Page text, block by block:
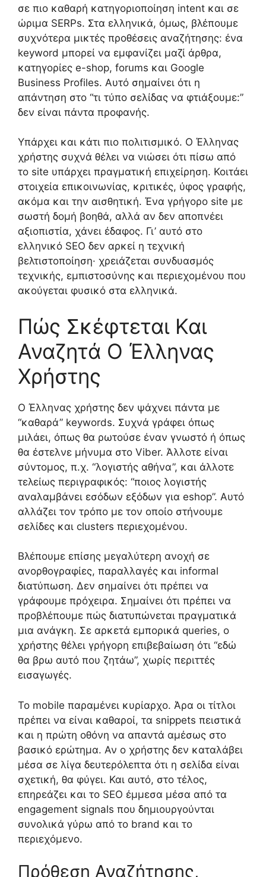
σε πιο καθαρή κατηγοριοποίηση intent και σε
ώριμα SERPs. Στα ελληνικά, όμως, βλέπουμε
συχνότερα μικτές προθέσεις αναζήτησης: ένα
keyword μπορεί να εμφανίζει μαζί άρθρα,
κατηγορίες e-shop, forums και Google
Business Profiles. Αυτό σημαίνει ότι η
απάντηση στο “τι τύπο σελίδας να φτιάξουμε:”
δεν είναι πάντα προφανής.
Υπάρχει και κάτι πιο πολιτισμικό. Ο Έλληνας
χρήστης συχνά θέλει να νιώσει ότι πίσω από
το site υπάρχει πραγματική επιχείρηση. Κοιτάει
στοιχεία επικοινωνίας, κριτικές, ύφος γραφής,
ακόμα και την αισθητική. Ένα γρήγορο site με
σωστή δομή βοηθά, αλλά αν δεν αποπνέει
αξιοπιστία, χάνει έδαφος. Γι’ αυτό στο
ελληνικό SEO δεν αρκεί η τεχνική
βελτιστοποίηση· χρειάζεται συνδυασμός
τεχνικής, εμπιστοσύνης και περιεχομένου που
ακούγεται φυσικό στα ελληνικά.
Πώς Σκέφτεται Και
Αναζητά Ο Έλληνας
Χρήστης
Ο Έλληνας χρήστης δεν ψάχνει πάντα με
“καθαρά” keywords. Συχνά γράφει όπως
μιλάει, όπως θα ρωτούσε έναν γνωστό ή όπως
θα έστελνε μήνυμα στο Viber. Άλλοτε είναι
σύντομος, π.χ. “λογιστής αθήνα”, και άλλοτε
τελείως περιγραφικός: “ποιος λογιστής
αναλαμβάνει εσόδων εξόδων για eshop”. Αυτό
αλλάζει τον τρόπο με τον οποίο στήνουμε
σελίδες και clusters περιεχομένου.
Βλέπουμε επίσης μεγαλύτερη ανοχή σε
ανορθογραφίες, παραλλαγές και informal
διατύπωση. Δεν σημαίνει ότι πρέπει να
γράφουμε πρόχειρα. Σημαίνει ότι πρέπει να
προβλέπουμε πώς διατυπώνεται πραγματικά
μια ανάγκη. Σε αρκετά εμπορικά queries, ο
χρήστης θέλει γρήγορη επιβεβαίωση ότι “εδώ
θα βρω αυτό που ζητάω”, χωρίς περιττές
εισαγωγές.
Το mobile παραμένει κυρίαρχο. Άρα οι τίτλοι
πρέπει να είναι καθαροί, τα snippets πειστικά
και η πρώτη οθόνη να απαντά αμέσως στο
βασικό ερώτημα. Αν ο χρήστης δεν καταλάβει
μέσα σε λίγα δευτερόλεπτα ότι η σελίδα είναι
σχετική, θα φύγει. Και αυτό, στο τέλος,
επηρεάζει και το SEO έμμεσα μέσα από τα
engagement signals που δημιουργούνται
συνολικά γύρω από το brand και το
περιεχόμενο.
Πρόθεση Αναζήτησης,